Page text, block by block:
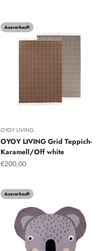
Ausverkauft
OYOY LIVING
OYOY LIVING Grid Teppich-
Karamell/Off white
Angebot
€200,00
Ausverkauft